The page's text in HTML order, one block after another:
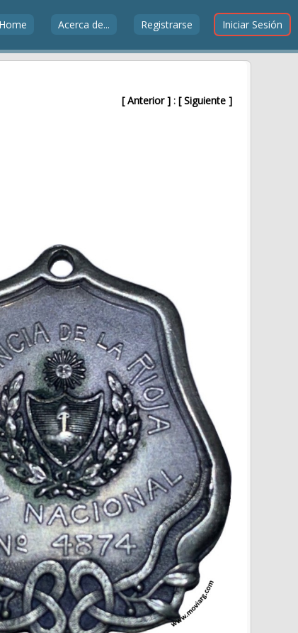
Home Acerca de... Registrarse Iniciar Sesión
[ Anterior ] :[ Siguiente ]